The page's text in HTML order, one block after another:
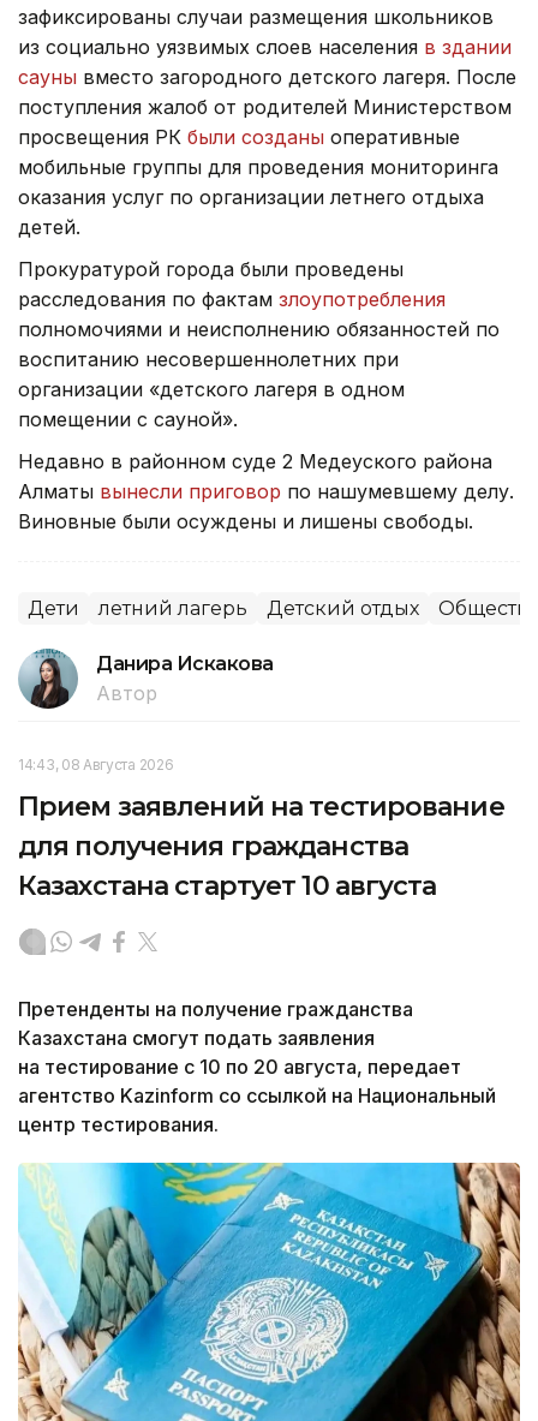
зафиксированы случаи размещения школьников
из социально уязвимых слоев населения в здании
сауны вместо загородного детского лагеря. После
поступления жалоб от родителей Министерством
просвещения РК были созданы оперативные
мобильные группы для проведения мониторинга
оказания услуг по организации летнего отдыха
детей.
Прокуратурой города были проведены
расследования по фактам злоупотребления
полномочиями и неисполнению обязанностей по
воспитанию несовершеннолетних при
организации «детского лагеря в одном
помещении с сауной».
Недавно в районном суде 2 Медеуского района
Алматы вынесли приговор по нашумевшему делу.
Виновные были осуждены и лишены свободы.
Дети летний лагерь Детский отдых
Данира Искакова
Автор
14:43, 08 Августа 2026
Прием заявлений на тестирование
для получения гражданства
Казахстана стартует 10 августа
Претенденты на получение гражданства
Казахстана смогут подать заявления
на тестирование с 10 по 20 августа, передает
агентство Kazinform со ссылкой на Национальный
центр тестирования.